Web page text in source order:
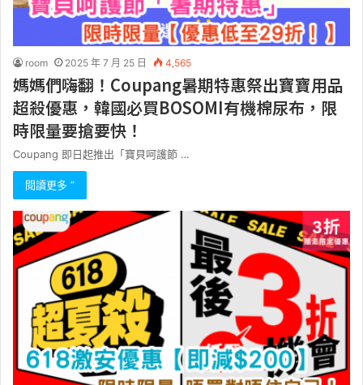
room 2025 年 7 月 25 日 4,565
媽媽們嗨翻！Coupang暑期特惠祭出寶寶用品
超殺優惠，韓國必買BOSOMI有機棉尿布，限
時限量要搶要快！
Coupang 即日起推出「寶貝呵護節 …
閱讀更多 ”